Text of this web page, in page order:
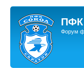
ПФК
Форум